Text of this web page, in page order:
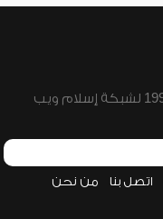
اتصل بنا من نحن